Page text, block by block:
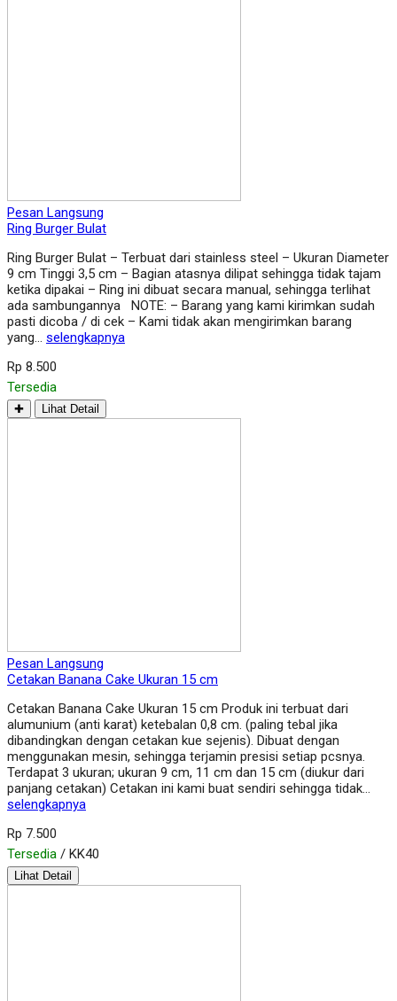
Pesan Langsung
Ring Burger Bulat
Ring Burger Bulat – Terbuat dari stainless steel – Ukuran Diameter
9 cm Tinggi 3,5 cm – Bagian atasnya dilipat sehingga tidak tajam
ketika dipakai – Ring ini dibuat secara manual, sehingga terlihat
ada sambungannya NOTE: – Barang yang kami kirimkan sudah
pasti dicoba / di cek – Kami tidak akan mengirimkan barang
yang… selengkapnya
Rp 8.500
Tersedia
✚ Lihat Detail
Pesan Langsung
Cetakan Banana Cake Ukuran 15 cm
Cetakan Banana Cake Ukuran 15 cm Produk ini terbuat dari
alumunium (anti karat) ketebalan 0,8 cm. (paling tebal jika
dibandingkan dengan cetakan kue sejenis). Dibuat dengan
menggunakan mesin, sehingga terjamin presisi setiap pcsnya.
Terdapat 3 ukuran; ukuran 9 cm, 11 cm dan 15 cm (diukur dari
panjang cetakan) Cetakan ini kami buat sendiri sehingga tidak…
selengkapnya
Rp 7.500
Tersedia / KK40
Lihat Detail